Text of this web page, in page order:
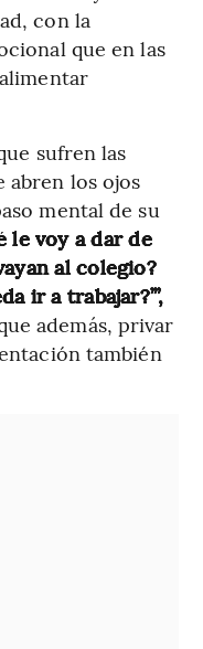
con la
que en las
sufren las
abren los ojos
mental de su
le voy a dar de
al colegio?
ir a trabajar?’”,
además, privar
también